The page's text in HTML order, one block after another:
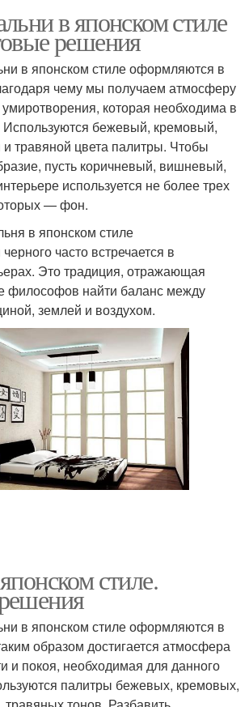
в японском стиле
решения
в японском стиле оформляются в
чему мы получаем атмосферу
которая необходима в
бежевый, кремовый,
травяной цвета палитры. Чтобы
пусть коричневый, вишневый,
используется не более трех
— фон.
в японском стиле
часто встречается в
Это традиция, отражающая
философов найти баланс между
землей и воздухом.
стиле.
в японском стиле оформляются в
образом достигается атмосфера
и покоя, необходимая для данного
палитры бежевых, кремовых,